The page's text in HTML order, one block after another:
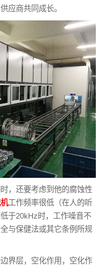
应商共同成长。
，还要考虑到他的腐蚀性
工作频率很低（在人的听
于20kHz时，工作噪音不
与保健法或其它条例所规
界层，空化作用，空化作